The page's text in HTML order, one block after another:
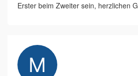
Erster beim Zweiter sein, herzlichen